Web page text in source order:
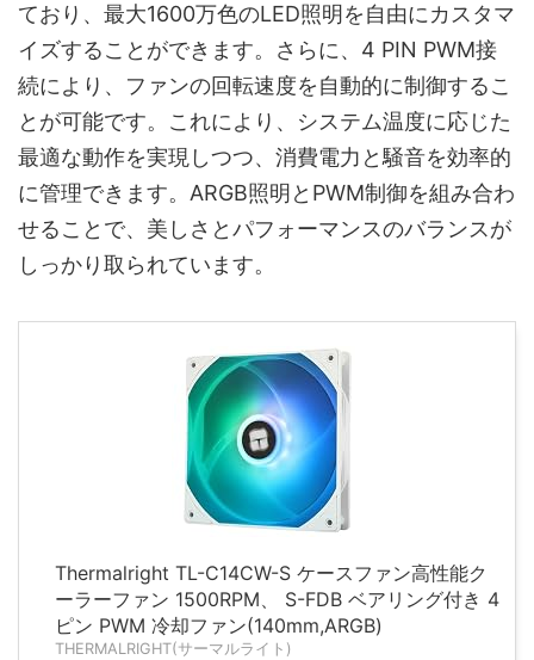
ており、最大1600万色のLED照明を自由にカスタマ
イズすることができます。さらに、4 PIN PWM接
続により、ファンの回転速度を自動的に制御するこ
とが可能です。これにより、システム温度に応じた
最適な動作を実現しつつ、消費電力と騒音を効率的
に管理できます。ARGB照明とPWM制御を組み合わ
せることで、美しさとパフォーマンスのバランスが
しっかり取られています。
Thermalright TL-C14CW-S ケースファン高性能ク
ーラーファン 1500RPM、 S-FDB ベアリング付き 4
ピン PWM 冷却ファン(140mm,ARGB)
THERMALRIGHT(サーマルライト)